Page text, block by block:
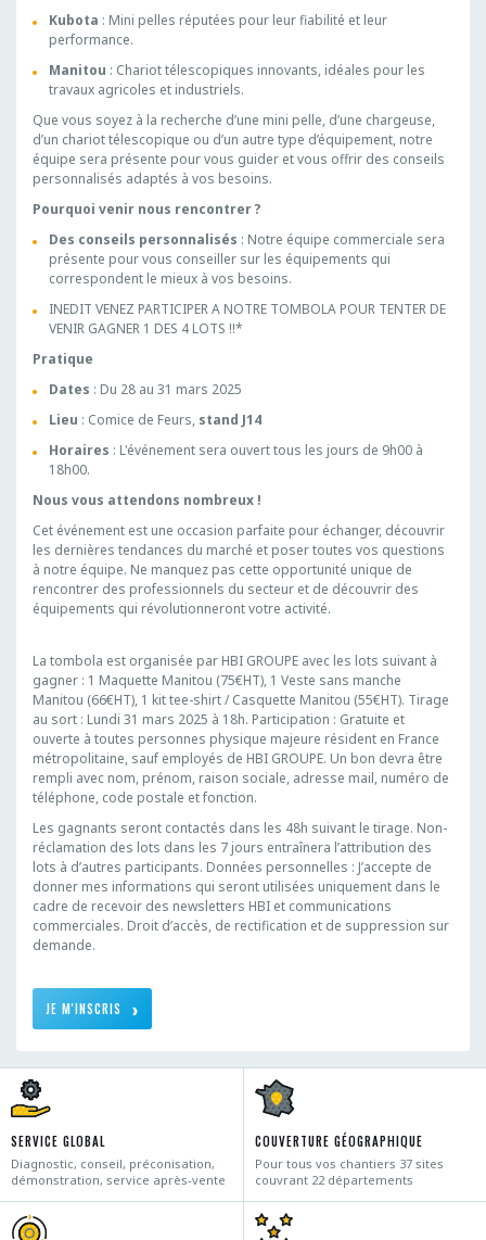
Kubota : Mini pelles réputées pour leur fiabilité et leur
performance.
Manitou : Chariot télescopiques innovants, idéales pour les
travaux agricoles et industriels.
Que vous soyez à la recherche d’une mini pelle, d’une chargeuse,
d’un chariot télescopique ou d’un autre type d’équipement, notre
équipe sera présente pour vous guider et vous offrir des conseils
personnalisés adaptés à vos besoins.
Pourquoi venir nous rencontrer ?
Des conseils personnalisés : Notre équipe commerciale sera
présente pour vous conseiller sur les équipements qui
correspondent le mieux à vos besoins.
INEDIT VENEZ PARTICIPER A NOTRE TOMBOLA POUR TENTER DE
VENIR GAGNER 1 DES 4 LOTS !!*
Pratique
Dates : Du 28 au 31 mars 2025
Lieu : Comice de Feurs, stand J14
Horaires : L'événement sera ouvert tous les jours de 9h00 à
18h00.
Nous vous attendons nombreux !
Cet événement est une occasion parfaite pour échanger, découvrir
les dernières tendances du marché et poser toutes vos questions
à notre équipe. Ne manquez pas cette opportunité unique de
rencontrer des professionnels du secteur et de découvrir des
équipements qui révolutionneront votre activité.
La tombola est organisée par HBI GROUPE avec les lots suivant à
gagner : 1 Maquette Manitou (75€HT), 1 Veste sans manche
Manitou (66€HT), 1 kit tee-shirt / Casquette Manitou (55€HT). Tirage
au sort : Lundi 31 mars 2025 à 18h. Participation : Gratuite et
ouverte à toutes personnes physique majeure résident en France
métropolitaine, sauf employés de HBI GROUPE. Un bon devra être
rempli avec nom, prénom, raison sociale, adresse mail, numéro de
téléphone, code postale et fonction.
Les gagnants seront contactés dans les 48h suivant le tirage. Non-
réclamation des lots dans les 7 jours entraînera l’attribution des
lots à d’autres participants. Données personnelles : J’accepte de
donner mes informations qui seront utilisées uniquement dans le
cadre de recevoir des newsletters HBI et communications
commerciales. Droit d’accès, de rectification et de suppression sur
demande.
JE M'INSCRIS
SERVICE GLOBAL
Diagnostic, conseil, préconisation,
démonstration, service après-vente
COUVERTURE GÉOGRAPHIQUE
Pour tous vos chantiers 37 sites
couvrant 22 départements